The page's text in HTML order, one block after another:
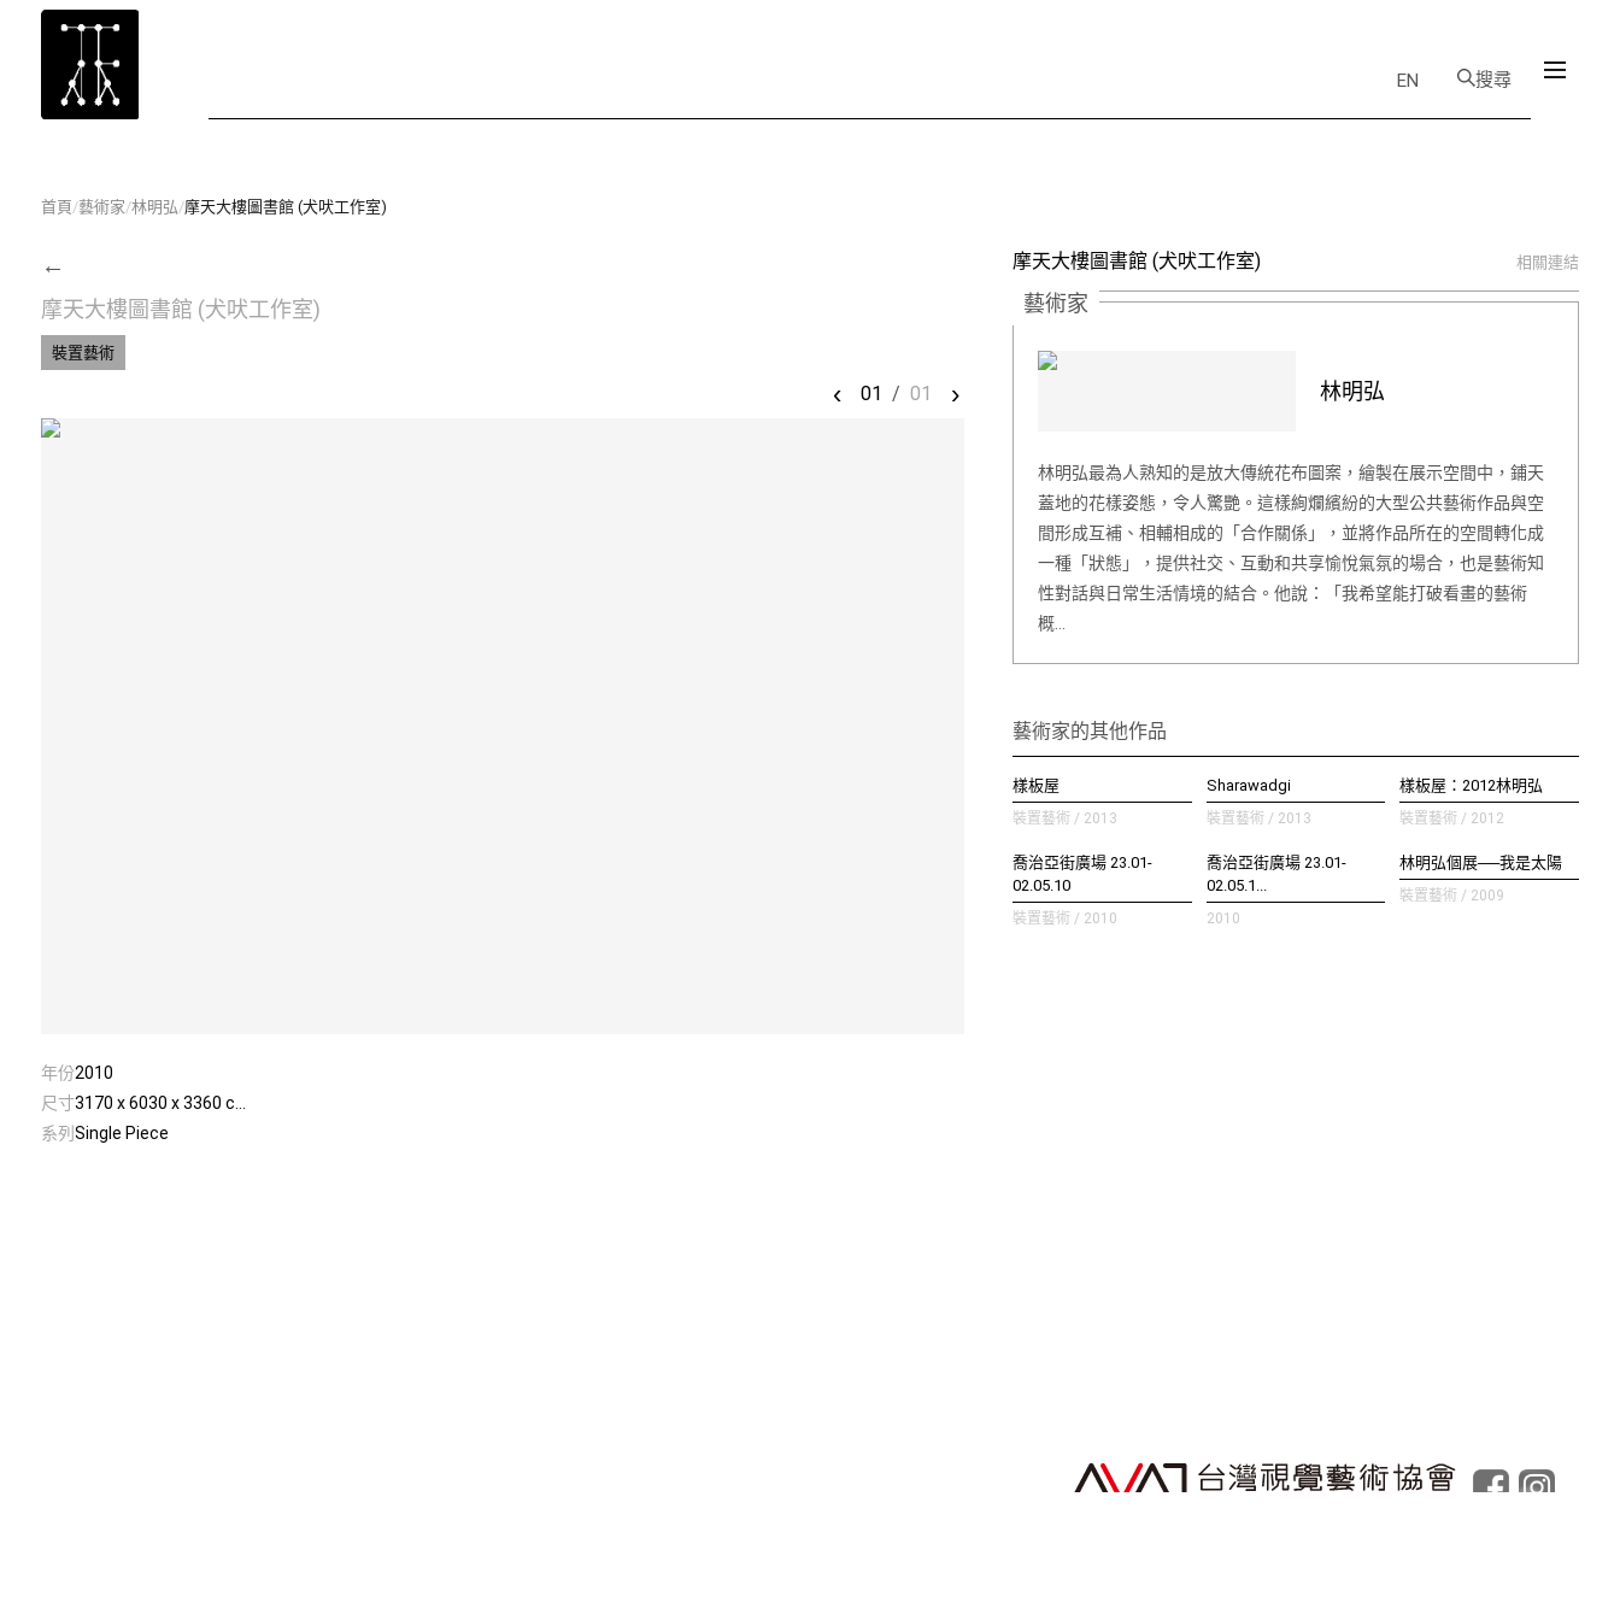
EN 搜尋
首頁/藝術家/林明弘/摩天大樓圖書館 (犬吠工作室)
←
摩天大樓圖書館 (犬吠工作室)
裝置藝術
‹ 01 / 01 ›
年份2010
尺寸3170 x 6030 x 3360 c...
系列 Single Piece
摩天大樓圖書館 (犬吠工作室) 相關連結
藝術家
林明弘
林明弘最為人熟知的是放大傳統花布圖案，繪製在展示空間中，鋪天
蓋地的花樣姿態，令人驚艷。這樣絢爛繽紛的大型公共藝術作品與空
間形成互補、相輔相成的「合作關係」，並將作品所在的空間轉化成
一種「狀態」，提供社交、互動和共享愉悅氣氛的場合，也是藝術知
性對話與日常生活情境的結合。他說：「我希望能打破看畫的藝術
概…
藝術家的其他作品
樣板屋
裝置藝術 / 2013
Sharawadgi
裝置藝術 / 2013
樣板屋：2012林明弘
裝置藝術 / 2012
喬治亞街廣場 23.01-
02.05.10
裝置藝術 / 2010
喬治亞街廣場 23.01-
02.05.1...
2010
林明弘個展──我是太陽
裝置藝術 / 2009